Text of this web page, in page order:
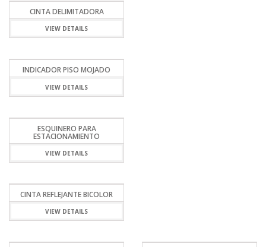
CINTA DELIMITADORA
VIEW DETAILS
INDICADOR PISO MOJADO
VIEW DETAILS
ESQUINERO PARA
ESTACIONAMIENTO
VIEW DETAILS
CINTA REFLEJANTE BICOLOR
VIEW DETAILS